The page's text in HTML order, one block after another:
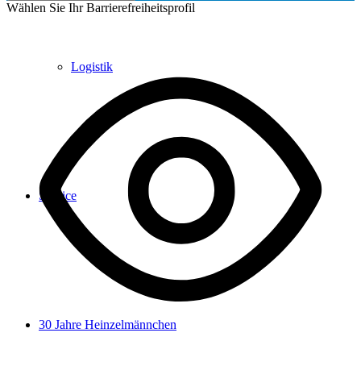
Logistik
Service
30 Jahre Heinzelmännchen
Wählen Sie Ihr Barrierefreiheitsprofil